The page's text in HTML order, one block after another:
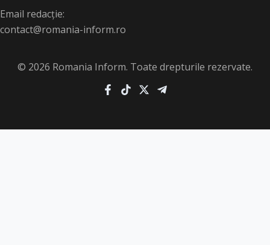
Email redacție:
contact@romania-inform.ro
© 2026 Romania Inform. Toate drepturile rezervate.